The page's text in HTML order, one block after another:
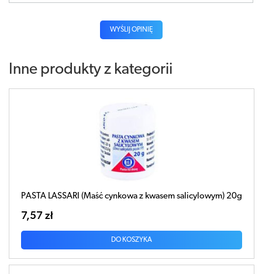
WYŚLIJ OPINIĘ
Inne produkty z kategorii
PASTA LASSARI (Maść cynkowa z kwasem salicylowym) 20g
7,57 zł
DO KOSZYKA